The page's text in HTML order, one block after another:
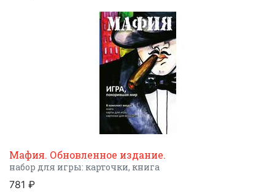
Мафия. Обновленное издание.
набор для игры: карточки, книга
781 ₽